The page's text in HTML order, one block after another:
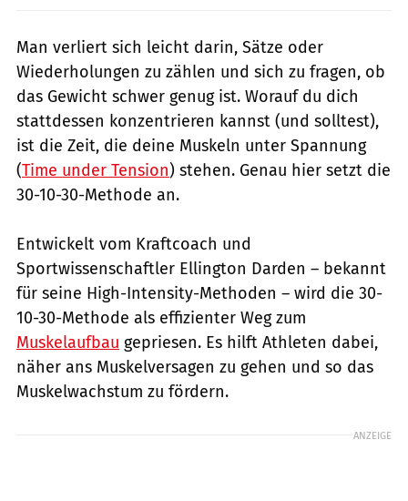
Man verliert sich leicht darin, Sätze oder
Wiederholungen zu zählen und sich zu fragen, ob
das Gewicht schwer genug ist. Worauf du dich
stattdessen konzentrieren kannst (und solltest),
ist die Zeit, die deine Muskeln unter Spannung
(Time under Tension) stehen. Genau hier setzt die
30-10-30-Methode an.
Entwickelt vom Kraftcoach und
Sportwissenschaftler Ellington Darden – bekannt
für seine High-Intensity-Methoden – wird die 30-
10-30-Methode als effizienter Weg zum
Muskelaufbau gepriesen. Es hilft Athleten dabei,
näher ans Muskelversagen zu gehen und so das
Muskelwachstum zu fördern.
ANZEIGE